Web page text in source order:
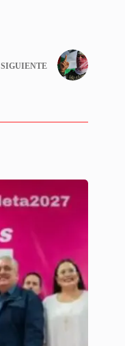
SIGUIENTE